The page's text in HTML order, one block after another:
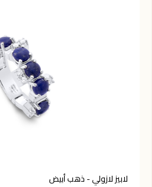
لابيز لازولي - ذهب أبيض